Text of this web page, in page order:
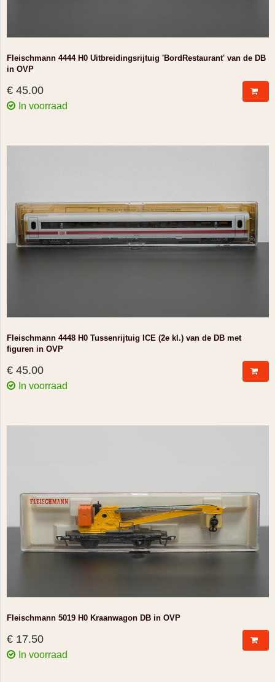
Fleischmann 4444 H0 Uitbreidingsrijtuig 'BordRestaurant' van de DB
in OVP
€ 45.00
In voorraad
Fleischmann 4448 H0 Tussenrijtuig ICE (2e kl.) van de DB met
figuren in OVP
€ 45.00
In voorraad
Fleischmann 5019 H0 Kraanwagon DB in OVP
€ 17.50
In voorraad